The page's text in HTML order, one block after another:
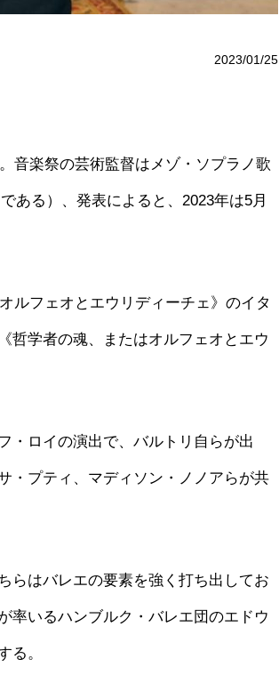
2023/01/25
音楽祭の芸術監督はメゾ・ソプラノ歌
ある）、発表によると、2023年は5月
ルフェオとエウリディーチェ》のイタ
哲学者の魂、またはオルフェオとエウ
・ロイの演出で、バルトリ自らが出
・プティ、マディソン・ノノアらが共
らはバレエの要素を強く打ち出してお
率いるハンブルク・バレエ団のエドウ
る。